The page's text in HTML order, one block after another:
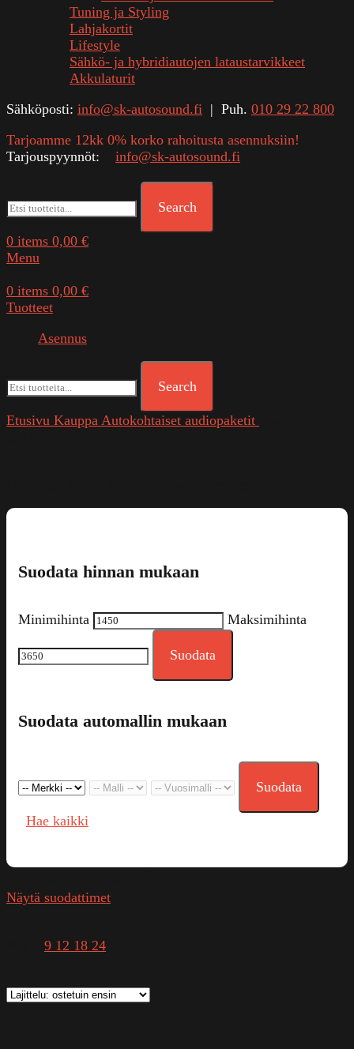
Tuning ja Styling
Lahjakortit
Lifestyle
Sähkö- ja hybridiautojen lataustarvikkeet
Akkulaturit
Sähköposti: info@sk-autosound.fi | Puh. 010 29 22 800
Tarjoamme 12kk 0% korko rahoitusta asennuksiin!
Tarjouspyynnöt:
info@sk-autosound.fi
Search
0 items 0,00 €
Menu
0 items 0,00 €
Tuotteet
Asennus
Search
Etusivu Kauppa Autokohtaiset audiopaketit
Suodata hinnan mukaan
Minimihinta Maksimihinta
Suodata
Suodata automallin mukaan
Suodata
Hae kaikki
Näytä suodattimet
9 12 18 24